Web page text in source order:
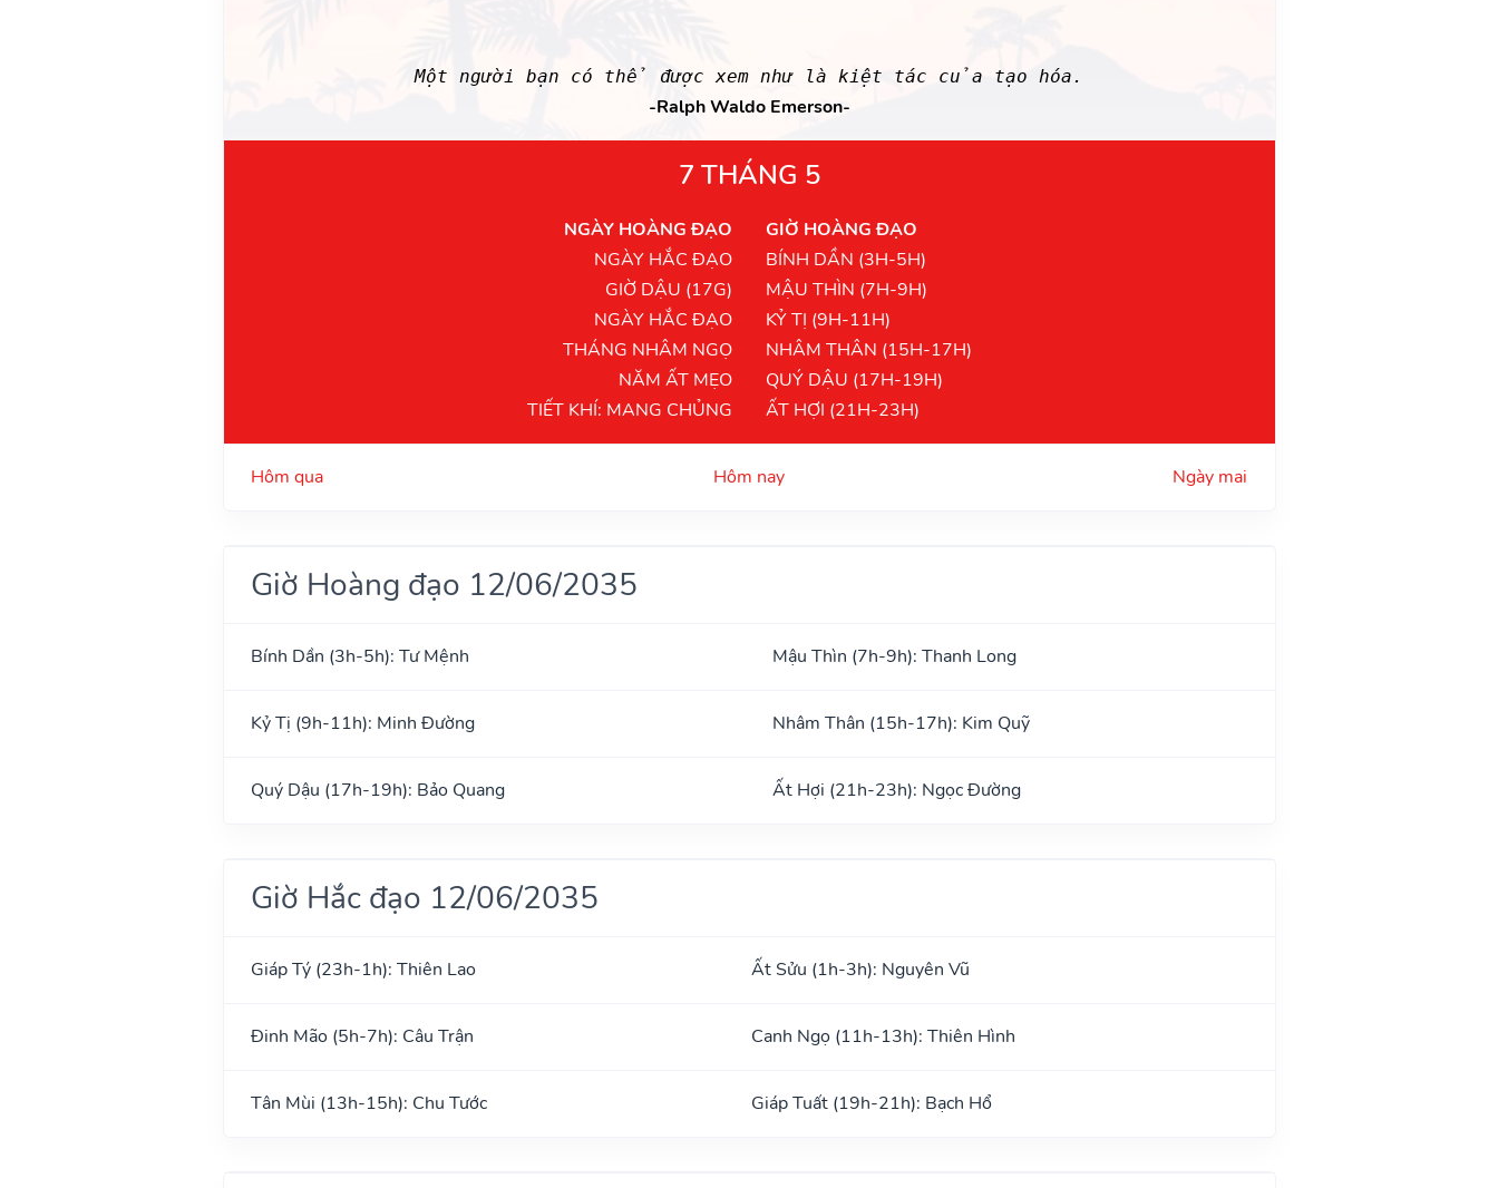
Một người bạn có thể được xem như là kiệt tác của tạo hóa.
-Ralph Waldo Emerson-
7 THÁNG 5
NGÀY HOÀNG ĐẠO
NGÀY HẮC ĐẠO
GIỜ DẬU (17G)
NGÀY HẮC ĐẠO
THÁNG NHÂM NGỌ
NĂM ẤT MẸO
TIẾT KHÍ: MANG CHỦNG
GIỜ HOÀNG ĐẠO
BÍNH DẦN (3H-5H)
MẬU THÌN (7H-9H)
KỶ TỊ (9H-11H)
NHÂM THÂN (15H-17H)
QUÝ DẬU (17H-19H)
ẤT HỢI (21H-23H)
Hôm qua Hôm nay Ngày mai
Giờ Hoàng đạo 12/06/2035
Bính Dần (3h-5h): Tư Mệnh Mậu Thìn (7h-9h): Thanh Long
Kỷ Tị (9h-11h): Minh Đường Nhâm Thân (15h-17h): Kim Quỹ
Quý Dậu (17h-19h): Bảo Quang Ất Hợi (21h-23h): Ngọc Đường
Giờ Hắc đạo 12/06/2035
Giáp Tý (23h-1h): Thiên Lao Ất Sửu (1h-3h): Nguyên Vũ
Đinh Mão (5h-7h): Câu Trận Canh Ngọ (11h-13h): Thiên Hình
Tân Mùi (13h-15h): Chu Tước Giáp Tuất (19h-21h): Bạch Hổ